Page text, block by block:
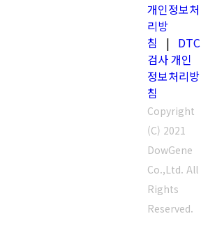
개인정보처
리방
침 | DTC
검사 개인
정보처리방
침
Copyright
(C) 2021
DowGene
Co.,Ltd. All
Rights
Reserved.